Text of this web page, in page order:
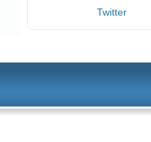
Twitter